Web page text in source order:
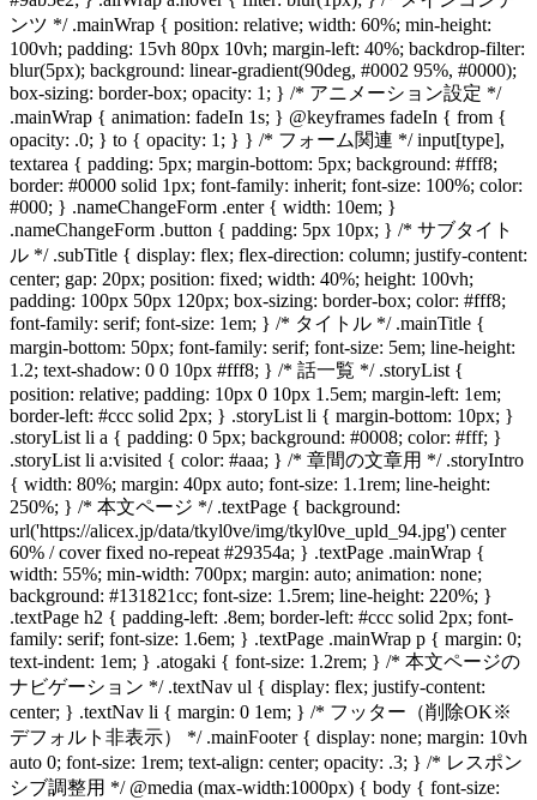
ンツ */ .mainWrap { position: relative; width: 60%; min-height:
100vh; padding: 15vh 80px 10vh; margin-left: 40%; backdrop-filter:
blur(5px); background: linear-gradient(90deg, #0002 95%, #0000);
box-sizing: border-box; opacity: 1; } /* アニメーション設定 */
.mainWrap { animation: fadeIn 1s; } @keyframes fadeIn { from {
opacity: .0; } to { opacity: 1; } } /* フォーム関連 */ input[type],
textarea { padding: 5px; margin-bottom: 5px; background: #fff8;
border: #0000 solid 1px; font-family: inherit; font-size: 100%; color:
#000; } .nameChangeForm .enter { width: 10em; }
.nameChangeForm .button { padding: 5px 10px; } /* サブタイト
ル */ .subTitle { display: flex; flex-direction: column; justify-content:
center; gap: 20px; position: fixed; width: 40%; height: 100vh;
padding: 100px 50px 120px; box-sizing: border-box; color: #fff8;
font-family: serif; font-size: 1em; } /* タイトル */ .mainTitle {
margin-bottom: 50px; font-family: serif; font-size: 5em; line-height:
1.2; text-shadow: 0 0 10px #fff8; } /* 話一覧 */ .storyList {
position: relative; padding: 10px 0 10px 1.5em; margin-left: 1em;
border-left: #ccc solid 2px; } .storyList li { margin-bottom: 10px; }
.storyList li a { padding: 0 5px; background: #0008; color: #fff; }
.storyList li a:visited { color: #aaa; } /* 章間の文章用 */ .storyIntro
{ width: 80%; margin: 40px auto; font-size: 1.1rem; line-height:
250%; } /* 本文ページ */ .textPage { background:
url('https://alicex.jp/data/tkyl0ve/img/tkyl0ve_upld_94.jpg') center
60% / cover fixed no-repeat #29354a; } .textPage .mainWrap {
width: 55%; min-width: 700px; margin: auto; animation: none;
background: #131821cc; font-size: 1.5rem; line-height: 220%; }
.textPage h2 { padding-left: .8em; border-left: #ccc solid 2px; font-
family: serif; font-size: 1.6em; } .textPage .mainWrap p { margin: 0;
text-indent: 1em; } .atogaki { font-size: 1.2rem; } /* 本文ページの
ナビゲーション */ .textNav ul { display: flex; justify-content:
center; } .textNav li { margin: 0 1em; } /* フッター（削除OK※
デフォルト非表示） */ .mainFooter { display: none; margin: 10vh
auto 0; font-size: 1rem; text-align: center; opacity: .3; } /* レスポン
シブ調整用 */ @media (max-width:1000px) { body { font-size: